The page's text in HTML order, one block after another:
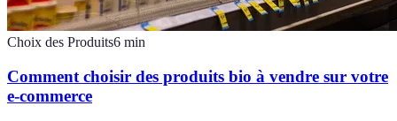
Choix des Produits6 min
Comment choisir des produits bio à vendre sur votre
e-commerce